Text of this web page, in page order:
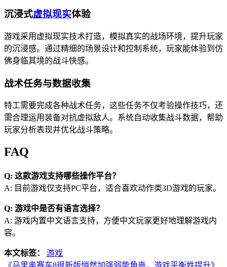
沉浸式虚拟现实体验
游戏采用虚拟现实技术打造，模拟真实的战场环境，提升玩家
的沉浸感。通过精细的场景设计和控制系统，玩家能体验到仿
佛身临其境的战斗快感。
战术任务与数据收集
特工需要完成各种战术任务，这些任务不仅考验操作技巧，还
需合理运用装备对抗虚拟敌人。系统自动收集战斗数据，帮助
玩家分析表现并优化战斗策略。
FAQ
Q: 这款游戏支持哪些操作平台？
A: 目前游戏仅支持PC平台，适合喜欢动作类3D游戏的玩家。
Q: 游戏中是否有语言选择？
A: 游戏内置中文语言支持，方便中文玩家更好地理解游戏内
容。
本文标签：
游戏